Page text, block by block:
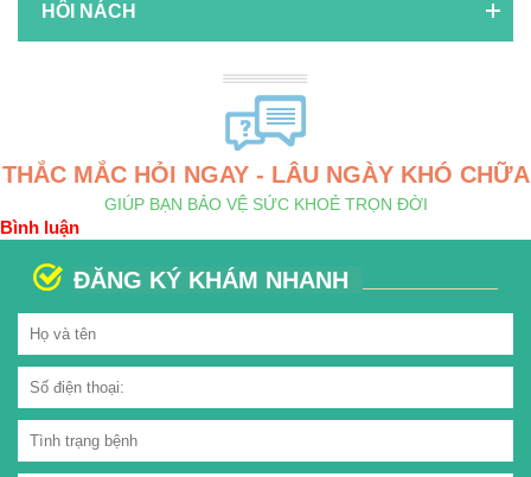
HÔI NÁCH
THẮC MẮC HỎI NGAY - LÂU NGÀY KHÓ CHỮA
GIÚP BẠN BẢO VỆ SỨC KHOẺ TRỌN ĐỜI
Bình luận
ĐĂNG KÝ KHÁM NHANH